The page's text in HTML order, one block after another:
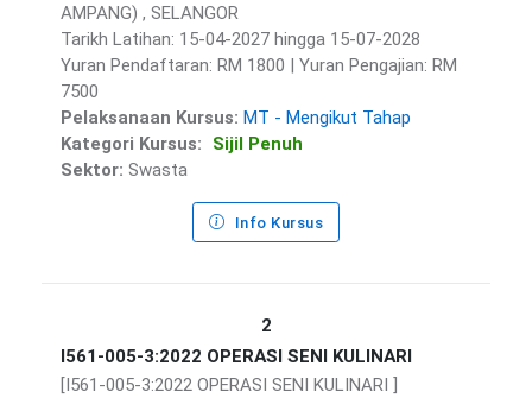
AMPANG) , SELANGOR
Tarikh Latihan: 15-04-2027 hingga 15-07-2028
Yuran Pendaftaran: RM 1800 | Yuran Pengajian: RM
7500
Pelaksanaan Kursus: MT - Mengikut Tahap
Kategori Kursus:
Sijil Penuh
Sektor: Swasta
Info Kursus
2
I561-005-3:2022 OPERASI SENI KULINARI
[I561-005-3:2022 OPERASI SENI KULINARI ]